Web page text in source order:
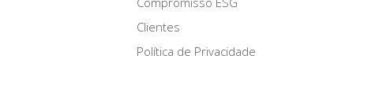
Clientes
Política de Privacidade